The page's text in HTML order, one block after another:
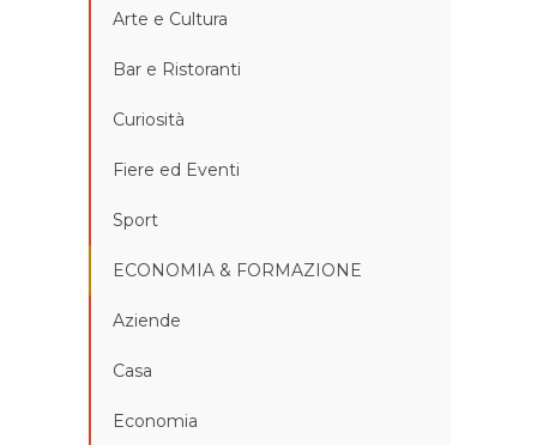
Arte e Cultura
Bar e Ristoranti
Curiosità
Fiere ed Eventi
Sport
ECONOMIA & FORMAZIONE
Aziende
Casa
Economia